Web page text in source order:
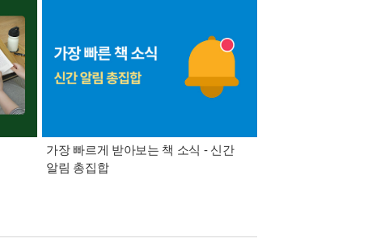
가장 빠르게 받아보는 책 소식 - 신간
알림 총집합